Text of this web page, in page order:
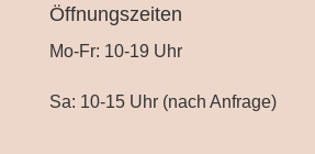
Öffnungszeiten
Mo-Fr: 10-19 Uhr
Sa: 10-15 Uhr (nach Anfrage)